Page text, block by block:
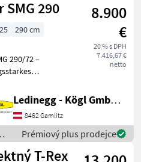
in
SMG 290
8.900
€
20 % s DPH
7.416,67 €
netto
290 cm
290/72 –
oder
mit 290 cm
Beschreibung:
SMG 290/72 ist ein
und so
Ledinegg - Kögl GmbH - Obst- und Weinbautechnik
8462 Gamlitz
Prémiový plus prodejce
T-Rex